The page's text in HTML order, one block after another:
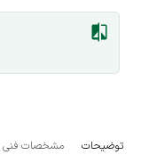
توضیحات مشخصات فنی